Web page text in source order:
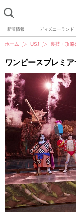
新着情報 ディズニーランド
ホーム USJ 裏技・攻略
ワンピースプレミ